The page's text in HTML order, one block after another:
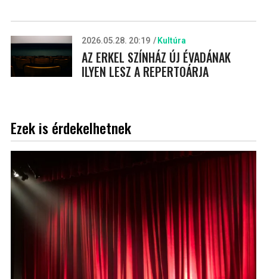
2026.05.28. 20:19 Kultúra
AZ ERKEL SZÍNHÁZ ÚJ ÉVADÁNAK
ILYEN LESZ A REPERTOÁRJA
Ezek is érdekelhetnek